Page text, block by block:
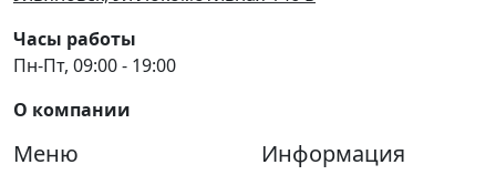
Часы работы
Пн-Пт, 09:00 - 19:00
О компании
Меню Информация